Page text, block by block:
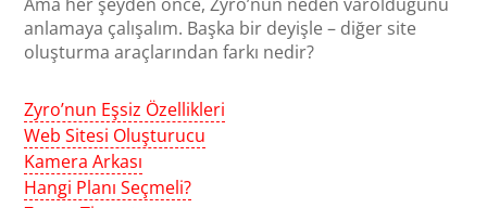
anlamaya çalışalım. Başka bir deyişle – diğer site
oluşturma araçlarından farkı nedir?
Zyro’nun Eşsiz Özellikleri
Web Sitesi Oluşturucu
Kamera Arkası
Hangi Planı Seçmeli?